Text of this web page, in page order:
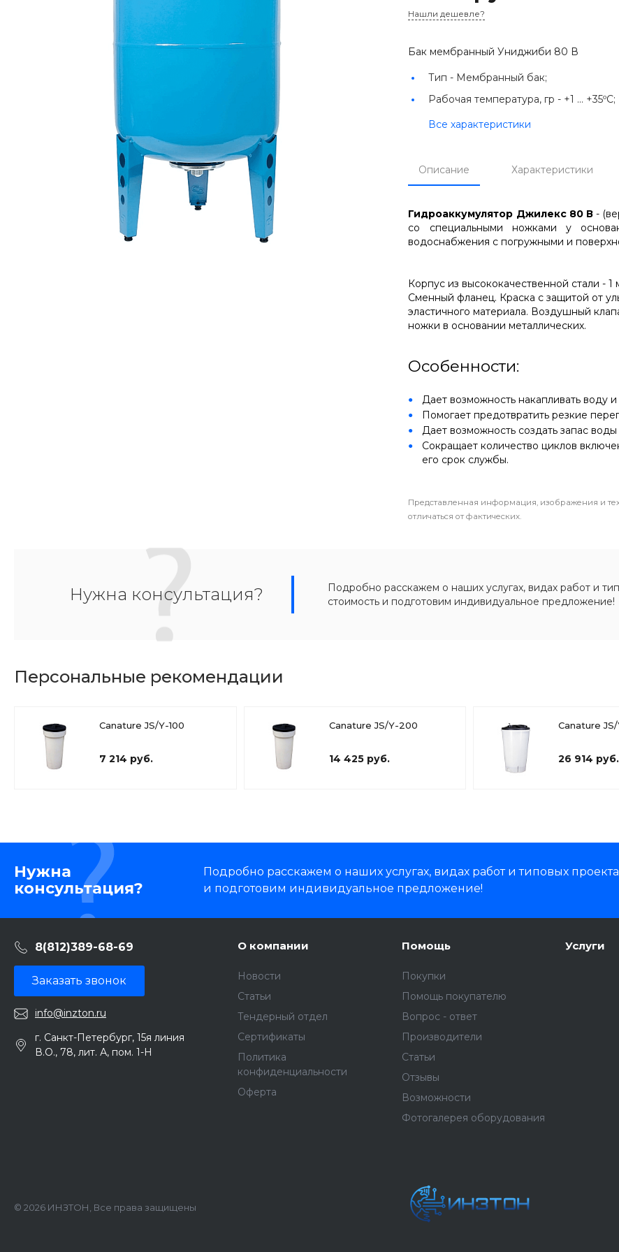
Нашли дешевле?
Бак мембранный Униджиби 80 В
Тип - Мембранный бак;
Рабочая температура, гр - +1 ... +35ºС;
Все характеристики
Описание Характеристики
Гидроаккумулятор Джилекс 80 В-
со специальными ножками у
водоснабжения с погружными и
Корпус из высококачественной стали -
Сменный фланец. Краска с защитой от
эластичного материала. Воздушный
ножки в основании металлических.
Особенности:
Дает возможность накапливать воду
Помогает предотвратить резкие
Дает возможность создать запас
Сокращает количество циклов
его срок службы.
Представленная информация, изображения и
отличаться от фактических.
Нужна консультация?
Подробно расскажем о наших услугах, видах работ и
стоимость и подготовим индивидуальное предложение!
Персональные рекомендации
Canature JS/Y-100
7 214 руб.
Canature JS/Y-200
14 425 руб.
Canature
26 914 руб.
Нужна
консультация?
Подробно расскажем о наших услугах, видах работ и типовых
и подготовим индивидуальное предложение!
8(812)389-68-69
Заказать звонок
info@inzton.ru
г. Санкт-Петербург, 15я линия
В.О., 78, лит. А, пом. 1-Н
О компании
Новости
Статьи
Тендерный отдел
Сертификаты
Политика
конфиденциальности
Оферта
Помощь
Покупки
Помощь покупателю
Вопрос - ответ
Производители
Статьи
Отзывы
Возможности
Фотогалерея оборудования
Услуги
© 2026 ИНЗТОН, Все права защищены